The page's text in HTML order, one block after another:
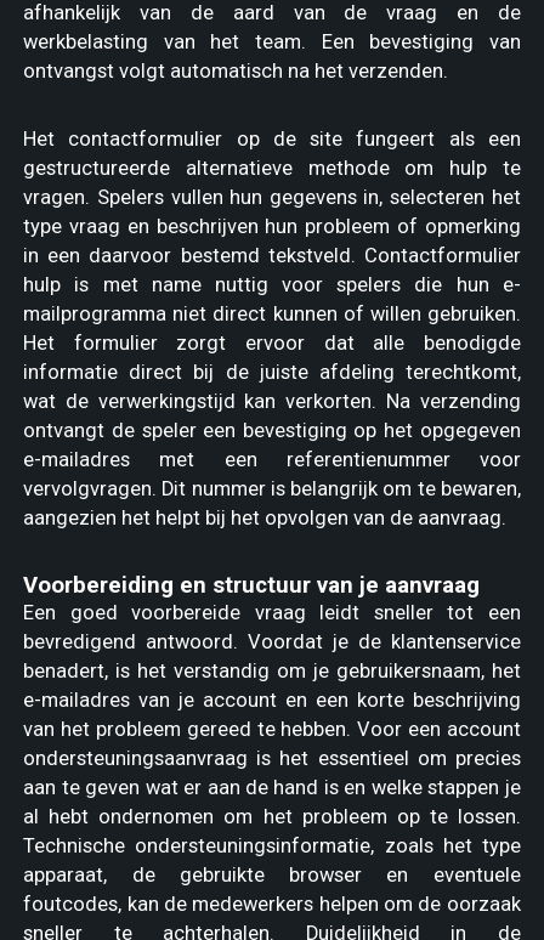
afhankelijk van de aard van de vraag en de
werkbelasting van het team. Een bevestiging van
ontvangst volgt automatisch na het verzenden.
Het contactformulier op de site fungeert als een
gestructureerde alternatieve methode om hulp te
vragen. Spelers vullen hun gegevens in, selecteren het
type vraag en beschrijven hun probleem of opmerking
in een daarvoor bestemd tekstveld. Contactformulier
hulp is met name nuttig voor spelers die hun e-
mailprogramma niet direct kunnen of willen gebruiken.
Het formulier zorgt ervoor dat alle benodigde
informatie direct bij de juiste afdeling terechtkomt,
wat de verwerkingstijd kan verkorten. Na verzending
ontvangt de speler een bevestiging op het opgegeven
e-mailadres met een referentienummer voor
vervolgvragen. Dit nummer is belangrijk om te bewaren,
aangezien het helpt bij het opvolgen van de aanvraag.
Voorbereiding en structuur van je aanvraag
Een goed voorbereide vraag leidt sneller tot een
bevredigend antwoord. Voordat je de klantenservice
benadert, is het verstandig om je gebruikersnaam, het
e-mailadres van je account en een korte beschrijving
van het probleem gereed te hebben. Voor een account
ondersteuningsaanvraag is het essentieel om precies
aan te geven wat er aan de hand is en welke stappen je
al hebt ondernomen om het probleem op te lossen.
Technische ondersteuningsinformatie, zoals het type
apparaat, de gebruikte browser en eventuele
foutcodes, kan de medewerkers helpen om de oorzaak
sneller te achterhalen. Duidelijkheid in de